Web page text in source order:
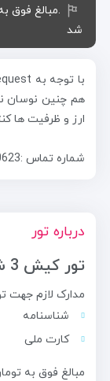
.مبالغ فوق
شد
هم چنین نوسان
ارز و ظرفیت ها
شماره تماس :09121030623
درباره تور
تور کیش 3 شب و 4 روز
مدارک لازم جهت
شناسنامه
کارت ملی
مبالغ فوق به